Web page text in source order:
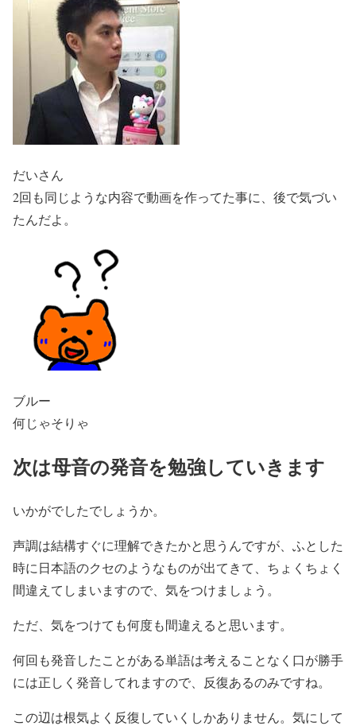
だいさん
2回も同じような内容で動画を作ってた事に、後で気づい
たんだよ。
ブルー
何じゃそりゃ
次は母音の発音を勉強していきます
いかがでしたでしょうか。
声調は結構すぐに理解できたかと思うんですが、ふとした
時に日本語のクセのようなものが出てきて、ちょくちょく
間違えてしまいますので、気をつけましょう。
ただ、気をつけても何度も間違えると思います。
何回も発音したことがある単語は考えることなく口が勝手
には正しく発音してれますので、反復あるのみですね。
この辺は根気よく反復していくしかありません。気にして